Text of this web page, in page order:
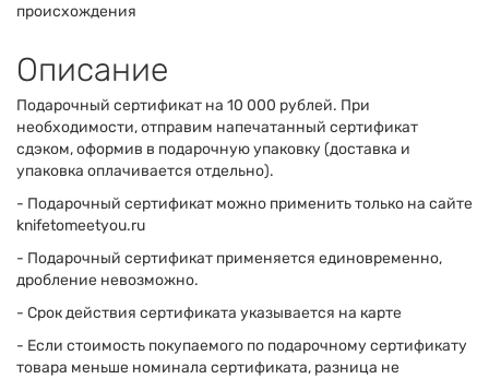
происхождения
Описание
Подарочный сертификат на 10 000 рублей. При
необходимости, отправим напечатанный сертификат
сдэком, оформив в подарочную упаковку (доставка и
упаковка оплачивается отдельно).
- Подарочный сертификат можно применить только на сайте
knifetomeetyou.ru
- Подарочный сертификат применяется единовременно,
дробление невозможно.
- Срок действия сертификата указывается на карте
- Если стоимость покупаемого по подарочному сертификату
товара меньше номинала сертификата, разница не